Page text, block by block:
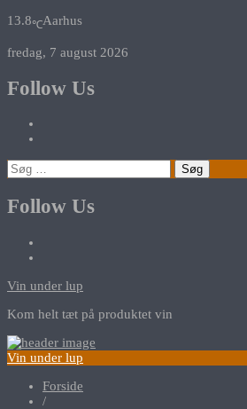
13.8℃Aarhus
fredag, 7 august 2026
Follow Us
Søg
efter:
Follow Us
Vin under lup
Kom helt tæt på produktet vin
Vin under lup
Forside
/